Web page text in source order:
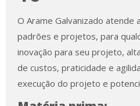
O Arame Galvanizado atende
padrões e projetos, para
inovação para seu projeto,
de custos, praticidade e
execução do projeto e